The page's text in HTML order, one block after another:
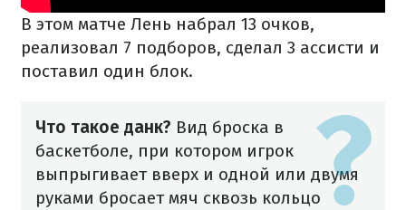
В этом матче Лень набрал 13 очков,
реализовал 7 подборов, сделал 3 ассисти и
поставил один блок.
Что такое данк? Вид броска в
баскетболе, при котором игрок
выпрыгивает вверх и одной или двумя
руками бросает мяч сквозь кольцо